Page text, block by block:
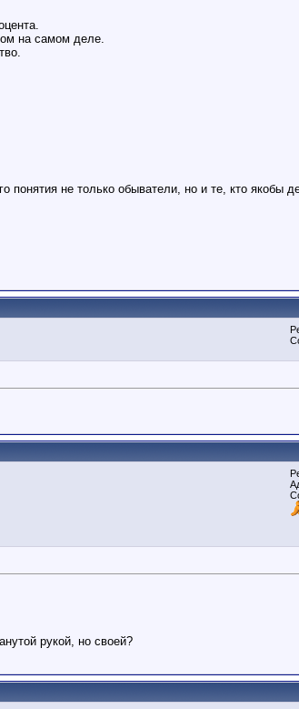
на самом деле.
не только обыватели, но и те, кто якобы
рукой, но своей?